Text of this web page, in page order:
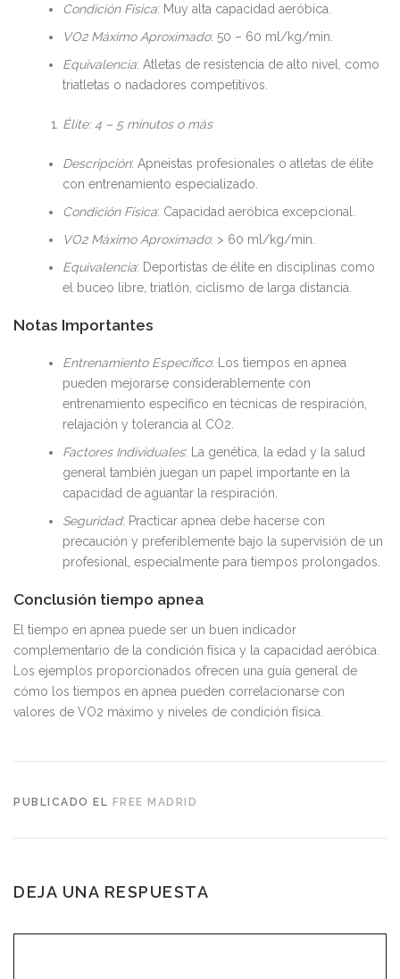
Condición Física: Muy alta capacidad aeróbica.
VO2 Máximo Aproximado: 50 – 60 ml/kg/min.
Equivalencia: Atletas de resistencia de alto nivel, como
triatletas o nadadores competitivos.
Élite: 4 – 5 minutos o más
Descripción: Apneistas profesionales o atletas de élite
con entrenamiento especializado.
Condición Física: Capacidad aeróbica excepcional.
VO2 Máximo Aproximado: > 60 ml/kg/min.
Equivalencia: Deportistas de élite en disciplinas como
el buceo libre, triatlón, ciclismo de larga distancia.
Notas Importantes
Entrenamiento Específico: Los tiempos en apnea
pueden mejorarse considerablemente con
entrenamiento específico en técnicas de respiración,
relajación y tolerancia al CO2.
Factores Individuales: La genética, la edad y la salud
general también juegan un papel importante en la
capacidad de aguantar la respiración.
Seguridad: Practicar apnea debe hacerse con
precaución y preferiblemente bajo la supervisión de un
profesional, especialmente para tiempos prolongados.
Conclusión tiempo apnea
El tiempo en apnea puede ser un buen indicador
complementario de la condición física y la capacidad aeróbica.
Los ejemplos proporcionados ofrecen una guía general de
cómo los tiempos en apnea pueden correlacionarse con
valores de VO2 máximo y niveles de condición física.
PUBLICADO EL FREE MADRID
DEJA UNA RESPUESTA